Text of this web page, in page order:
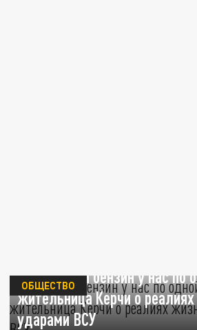
"Молочка и бензин у нас по
жительница Керчи о
ударами ВСУ
ОБЩЕСТВО